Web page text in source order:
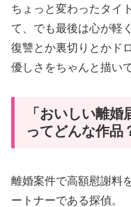
ちょっと変わったタイ
て、でも最後は心が軽
復讐とか裏切りとかド
優しさをちゃんと描い
「おいしい離
ってどんな作品
離婚案件で高額慰謝料
ートナーである探偵。